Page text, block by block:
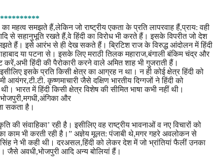
महत्व समझते हैं,लेकिन जो राष्ट्रीय एकता के प्रति लापरवाह हैं,प्राय: वही
आदि से सहानुभूति रखते हैं,वे हिंदी का विरोध भी करते हैं। इसके विपरीत जो देश
हैं। इसे आरंभ से ही देख सकते हैं। ब्रिटिश राज के विरुद्ध आंदोलन में हिंदी
या पटना से। इसके लिए मराठी तिलक महाराज,बंगाली बंकिम चंद्र और
हिंदी की पैरोकारी करने वाले अमित शाह भी गुजराती हैं।
इसके प्रति किसी क्षेत्र का आग्रह न था। न ही कोई क्षेत्र हिंदी को
कृष्णमाचारी जैसे दक्षिण भारतीय दिग्गजों ने हिंदी को
भारत में हिंदी किसी क्षेत्र विशेष की सीमित भाषा कभी नहीं थी।
और
सकता है।
की संवाहिका’ रही है। इसीलिए वह राष्ट्रीय भावनाओं व नए विचारों को
भी करती रही है।” अज्ञेय मूलत: पंजाबी थे,मगर गहरे अवलोकन से
ने भी कही थी। दरअसल,हिंदी को लेकर देश में जो भ्रांतियां फैलीं उनका
जैसे अवधी,भोजपुरी आदि अन्य बोलियां हैं।